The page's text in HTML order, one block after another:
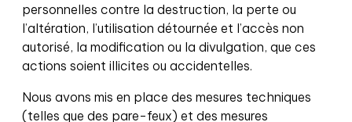
personnelles contre la destruction, la perte ou
l’altération, l’utilisation détournée et l’accès non
autorisé, la modification ou la divulgation, que ces
actions soient illicites ou accidentelles.
Nous avons mis en place des mesures techniques
(telles que des pare-feux) et des mesures